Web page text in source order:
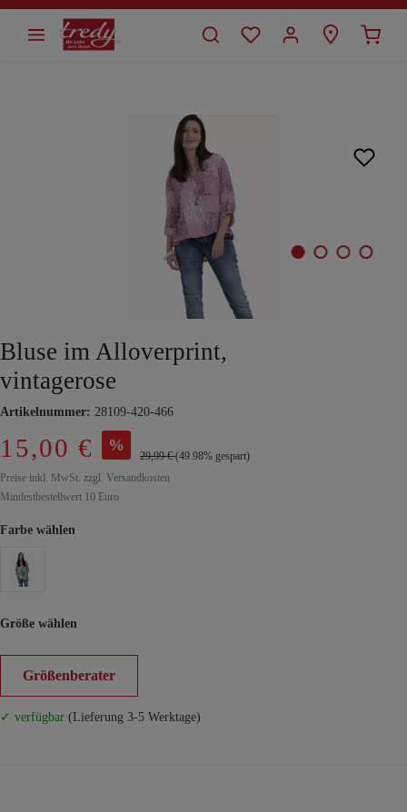
springen
Bluse im Alloverprint,
vintagerose
Artikelnummer: 28109-420-466
15,00 € %
29,99 €(49.98% gespart)
Preise inkl. MwSt. zzgl. Versandkosten
Mindestbestellwert 10 Euro
Farbe wählen
Größe wählen
Größenberater
✓ verfügbar (Lieferung 3-5 Werktage)